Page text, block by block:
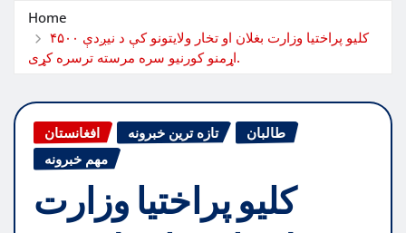
Home
کلیو پراختیا وزارت بغلان او تخار ولایتونو کې د نیږدې ۴۵۰۰
اړمنو کورنیو سره مرسته ترسره کړی.
افغانستان تازه ترین خبرونه
طالبان
مهم خبرونه
کلیو پراختیا وزارت